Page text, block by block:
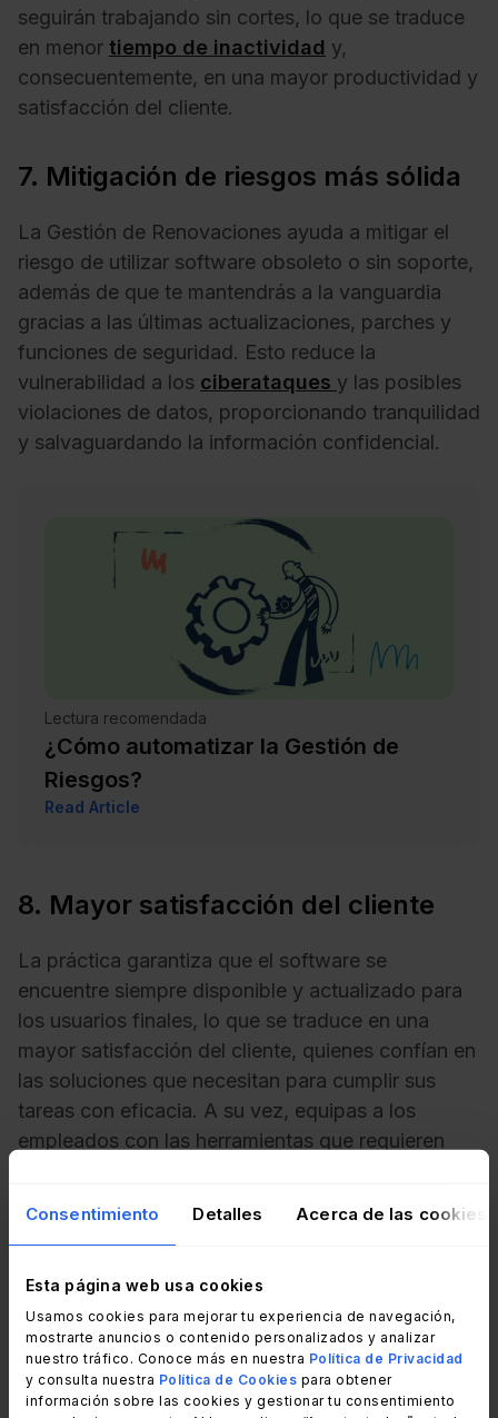
Consentimiento Detalles Acerca de las cookies
Esta página web usa cookies
Usamos cookies para mejorar tu experiencia de navegación,
mostrarte anuncios o contenido personalizados y analizar
nuestro tráfico. Conoce más en nuestra Política de Privacidad
y consulta nuestra Política de Cookies para obtener
información sobre las cookies y gestionar tu consentimiento
seguirán trabajando sin cortes, lo que se traduce
en menor tiempo de inactividad y,
consecuentemente, en una mayor productividad y
satisfacción del cliente.
7. Mitigación de riesgos más sólida
La Gestión de Renovaciones ayuda a mitigar el
riesgo de utilizar software obsoleto o sin soporte,
además de que te mantendrás a la vanguardia
gracias a las últimas actualizaciones, parches y
funciones de seguridad. Esto reduce la
vulnerabilidad a los ciberataques y las posibles
violaciones de datos, proporcionando tranquilidad
y salvaguardando la información confidencial.
Lectura recomendada
¿Cómo automatizar la Gestión de
Riesgos?
Read Article
8. Mayor satisfacción del cliente
La práctica garantiza que el software se
encuentre siempre disponible y actualizado para
los usuarios finales, lo que se traduce en una
mayor satisfacción del cliente, quienes confían en
las soluciones que necesitan para cumplir sus
tareas con eficacia. A su vez, equipas a los
empleados con las herramientas que requieren
El proceso para renovar licencias
de software
Elproceso para renovar licencias de software